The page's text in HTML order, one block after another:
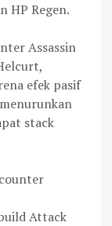
HP Regen.
Assassin
efek pasif
stack
Attack